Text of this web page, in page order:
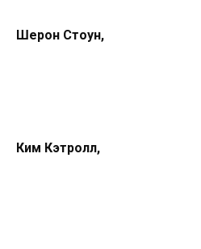
Шерон Стоун,
Ким Кэтролл,